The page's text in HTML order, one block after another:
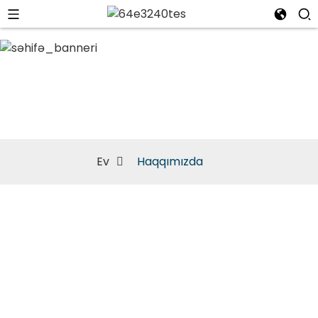
Ev Haqqımızda